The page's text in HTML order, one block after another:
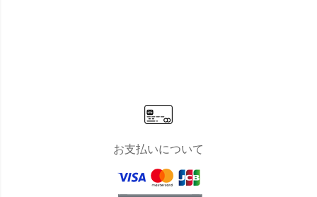
お支払いについて